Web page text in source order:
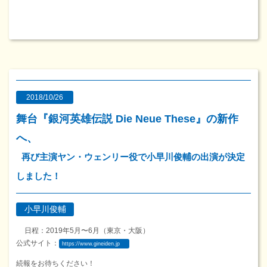
2018/10/26
舞台『銀河英雄伝説 Die Neue These』の新作
へ、
再び主演ヤン・ウェンリー役で小早川俊輔の出演が決定
しました！
小早川俊輔
日程：2019年5月〜6月（東京・大阪）
公式サイト：
https://www.gineiden.jp
続報をお待ちください！